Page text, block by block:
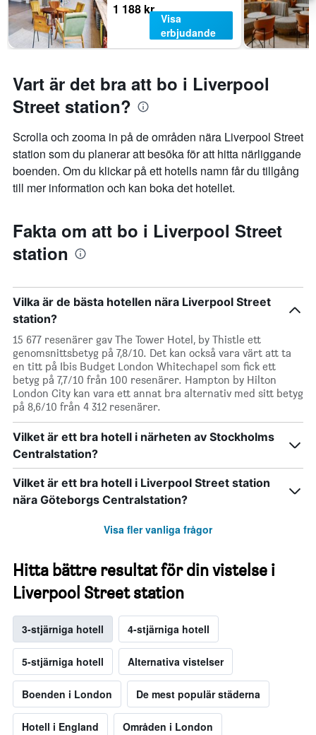
1 188 kr
Visa
erbjudande
Vart är det bra att bo i Liverpool
Street station?
Scrolla och zooma in på de områden nära Liverpool Street
station som du planerar att besöka för att hitta närliggande
boenden. Om du klickar på ett hotells namn får du tillgång
till mer information och kan boka det hotellet.
Fakta om att bo i Liverpool Street
station
Vilka är de bästa hotellen nära Liverpool Street
station?
15 677 resenärer gav The Tower Hotel, by Thistle ett
genomsnittsbetyg på 7,8/10. Det kan också vara värt att ta
en titt på Ibis Budget London Whitechapel som fick ett
betyg på 7,7/10 från 100 resenärer. Hampton by Hilton
London City kan vara ett annat bra alternativ med sitt betyg
på 8,6/10 från 4 312 resenärer.
Vilket är ett bra hotell i närheten av Stockholms
Centralstation?
Vilket är ett bra hotell i Liverpool Street station
nära Göteborgs Centralstation?
Visa fler vanliga frågor
Hitta bättre resultat för din vistelse i
Liverpool Street station
3-stjärniga hotell 4-stjärniga hotell
5-stjärniga hotell Alternativa vistelser
Boenden i London De mest populär städerna
Hotell i England Områden i London